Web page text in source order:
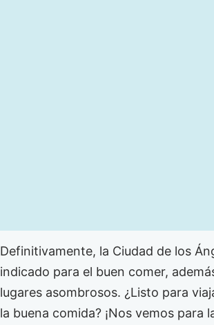
Definitivamente, la Ciudad de los
indicado para el buen comer,
lugares asombrosos. ¿Listo para
la buena comida? ¡Nos vemos para